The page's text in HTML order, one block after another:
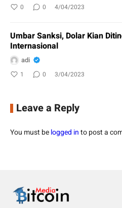
0 0 4/04/2023
Umbar Sanksi, Dolar Kian
Internasional
adi
1 0 3/04/2023
Leave a Reply
You must belogged into post a